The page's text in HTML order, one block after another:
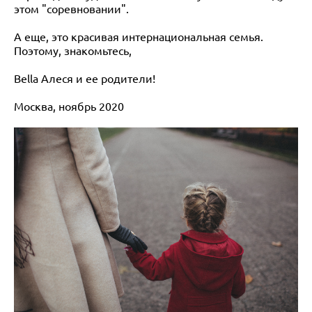
этом "соревновании".
А еще, это красивая интернациональная семья.
Поэтому, знакомьтесь,
Bella Алеся и ее родители!
Москва, ноябрь 2020